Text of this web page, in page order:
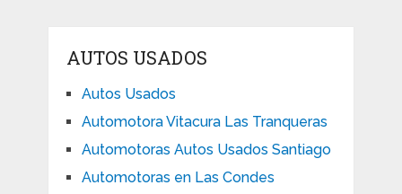
AUTOS USADOS
Autos Usados
Automotora Vitacura Las Tranqueras
Automotoras Autos Usados Santiago
Automotoras en Las Condes